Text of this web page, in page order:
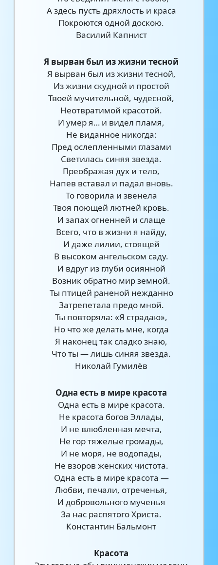
А здесь пусть дряхлость и краса
Покроются одной доскою.
Василий Капнист
Я вырван был из жизни тесной
Я вырван был из жизни тесной,
Из жизни скудной и простой
Твоей мучительной, чудесной,
Неотвратимой красотой.
И умер я… и видел пламя,
Не виданное никогда:
Пред ослепленными глазами
Светилась синяя звезда.
Преображая дух и тело,
Напев вставал и падал вновь.
То говорила и звенела
Твоя поющей лютней кровь.
И запах огненней и слаще
Всего, что в жизни я найду,
И даже лилии, стоящей
В высоком ангельском саду.
И вдруг из глуби осиянной
Возник обратно мир земной.
Ты птицей раненой нежданно
Затрепетала предо мной.
Ты повторяла: «Я страдаю»,
Но что же делать мне, когда
Я наконец так сладко знаю,
Что ты — лишь синяя звезда.
Николай Гумилёв
Одна есть в мире красота
Одна есть в мире красота.
Не красота богов Эллады,
И не влюбленная мечта,
Не гор тяжелые громады,
И не моря, не водопады,
Не взоров женских чистота.
Одна есть в мире красота —
Любви, печали, отреченья,
И добровольного мученья
За нас распятого Христа.
Константин Бальмонт
Красота